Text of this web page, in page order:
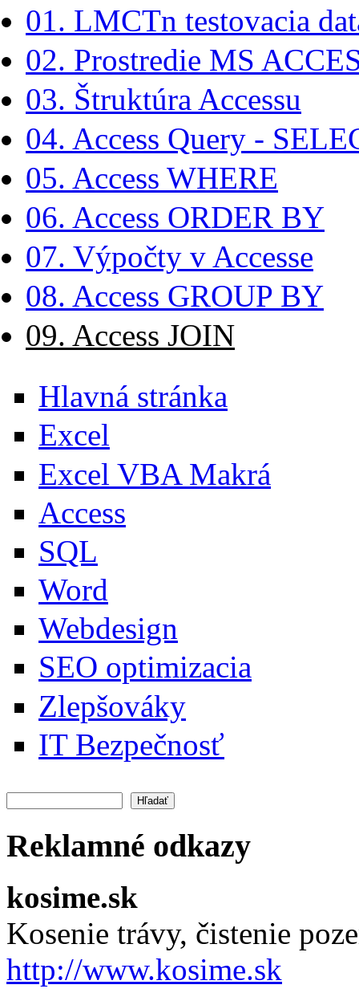
01. LMCTn testovacia
02. Prostredie MS
03. Štruktúra Accessu
04. Access Query -
05. Access WHERE
06. Access ORDER BY
07. Výpočty v Accesse
08. Access GROUP BY
09. Access JOIN
Hlavná stránka
Excel
Excel VBA Makrá
Access
SQL
Word
Webdesign
SEO optimizacia
Zlepšováky
IT Bezpečnosť
Reklamné odkazy
kosime.sk
Kosenie trávy, čistenie
http://www.kosime.sk